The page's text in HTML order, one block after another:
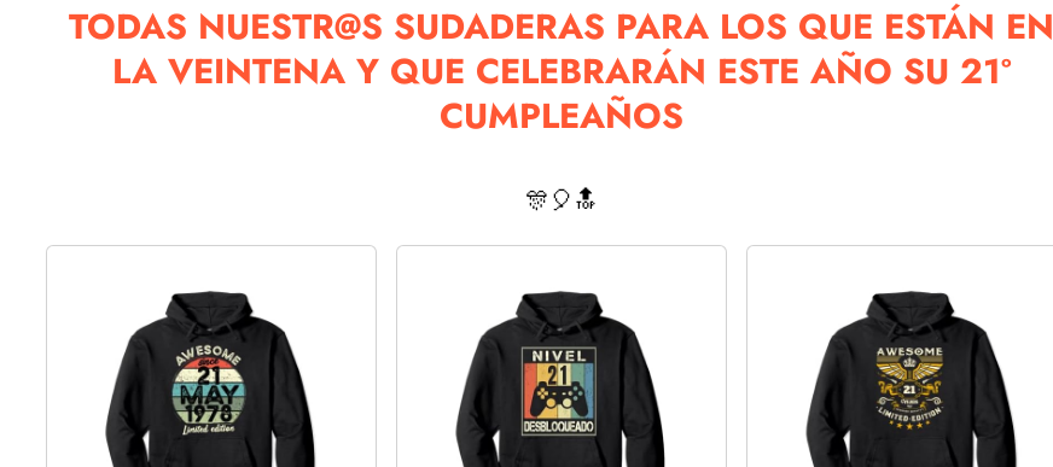
TODAS NUESTR@S SUDADERAS PARA LOS QUE ESTÁN EN
LA VEINTENA Y QUE CELEBRARÁN ESTE AÑO SU 21º
CUMPLEAÑOS
🎊🎈🔝